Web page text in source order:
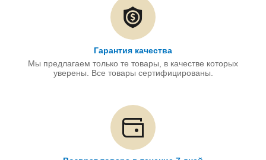
Гарантия качества
Мы предлагаем только те товары, в качестве которых
уверены. Все товары сертифицированы.